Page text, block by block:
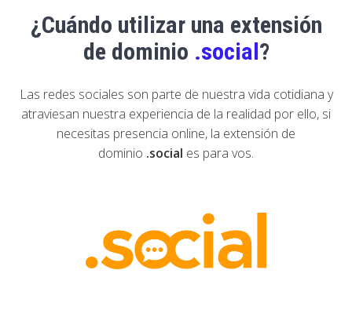
¿Cuándo utilizar una extensión
de dominio .social?
Las redes sociales son parte de nuestra vida cotidiana y
atraviesan nuestra experiencia de la realidad por ello, si
necesitas presencia online, la extensión de
dominio .social es para vos.